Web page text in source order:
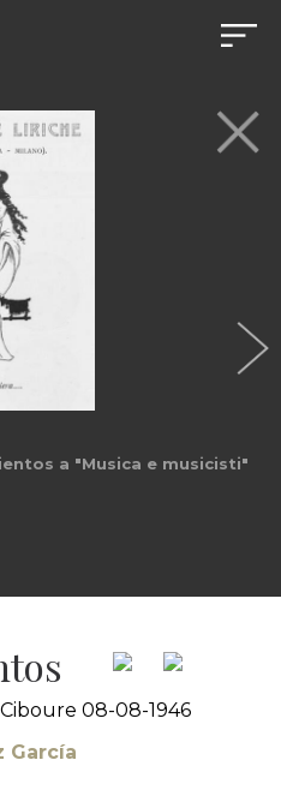
a "Musica e musicisti"
08-08-1946
García